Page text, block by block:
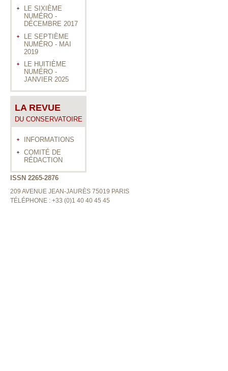
LE SIXIÈME
NUMÉRO -
DÉCEMBRE 2017
LE SEPTIÈME
NUMÉRO - MAI
2019
LE HUITIÈME
NUMÉRO -
JANVIER 2025
LA REVUE
DU CONSERVATOIRE
INFORMATIONS
COMITÉ DE
RÉDACTION
ISSN 2265-2876
209 AVENUE JEAN-JAURÈS 75019 PARIS
TÉLÉPHONE : +33 (0)1 40 40 45 45